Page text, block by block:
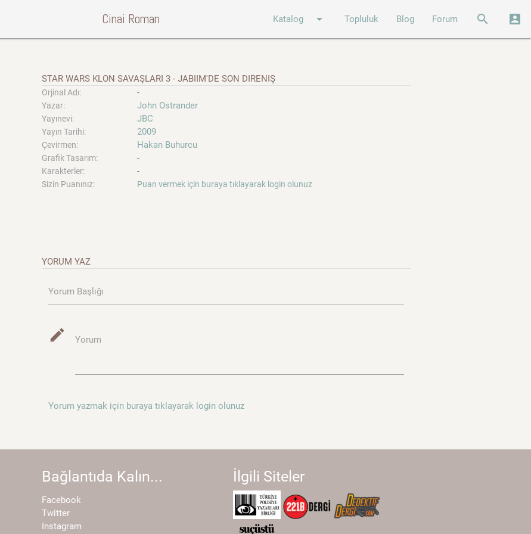
Cinai Roman Katalog arrow_drop_down Topluluk Blog Forum search account_box
STAR WARS KLON SAVAŞLARI 3 - JABIIM'DE SON DIRENIŞ
Orjinal Adı: -
Yazar: John Ostrander
Yayınevi: JBC
Yayın Tarihi: 2009
Çevirmen: Hakan Buhurcu
Grafik Tasarım: -
Karakterler: -
Sizin Puanınız: Puan vermek için buraya tıklayarak login olunuz
YORUM YAZ
Yorum Başlığı
mode_edit Yorum
Yorum yazmak için buraya tıklayarak login olunuz
Bağlantıda Kalın...
Facebook
Twitter
Instagram
İlgili Siteler